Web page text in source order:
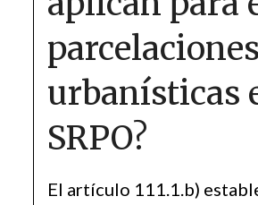
parcelaciones
urbanísticas
SRPO?
El artículo 111.1.b)